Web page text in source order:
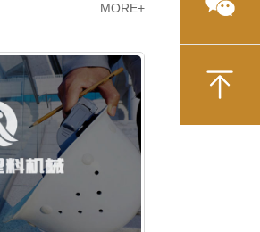
MORE+